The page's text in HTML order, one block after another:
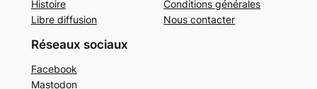
Histoire
Libre diffusion
Conditions générales
Nous contacter
Réseaux sociaux
Facebook
Mastodon